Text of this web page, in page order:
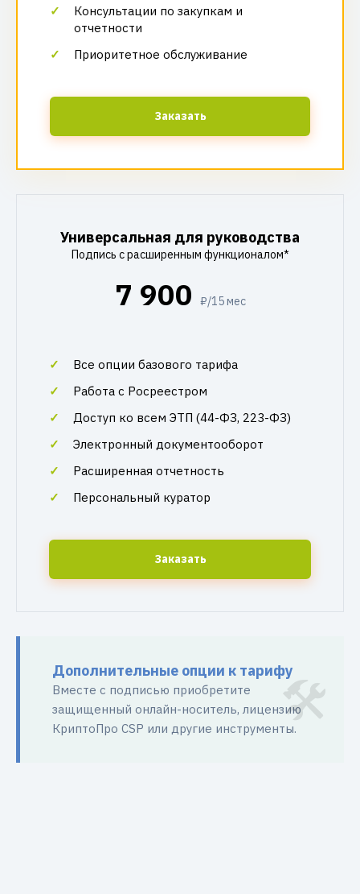
Консультации по закупкам и
отчетности
Приоритетное обслуживание
Заказать
Универсальная для руководства
Подпись с расширенным функционалом*
7 900 ₽/15 мес
Все опции базового тарифа
Работа с Росреестром
Доступ ко всем ЭТП (44-ФЗ, 223-ФЗ)
Электронный документооборот
Расширенная отчетность
Персональный куратор
Заказать
Дополнительные опции к тарифу
Вместе с подписью приобретите
защищенный онлайн-носитель, лицензию
КриптоПро CSP или другие инструменты.